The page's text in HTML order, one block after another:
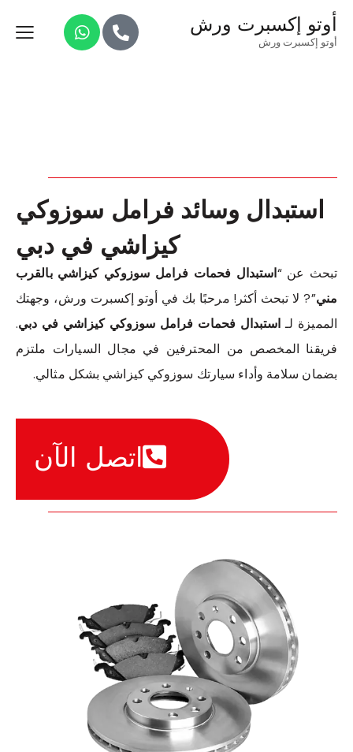
أوتو إكسبرت ورش
أوتو إكسبرت ورش
استبدال وسائد فرامل سوزوكي
كيزاشي في دبي
تبحث عن “استبدال فحمات فرامل سوزوكي كيزاشي بالقرب
مني”? لا تبحث أكثر! مرحبًا بك في أوتو إكسبرت ورش، وجهتك
المميزة لـ استبدال فحمات فرامل سوزوكي كيزاشي في دبي.
فريقنا المخصص من المحترفين في مجال السيارات ملتزم
بضمان سلامة وأداء سيارتك سوزوكي كيزاشي بشكل مثالي.
اتصل الآن